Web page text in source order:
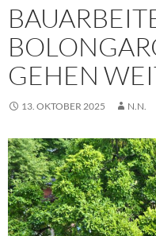
GEHEN
13. OKTOBER 2025 N.N.